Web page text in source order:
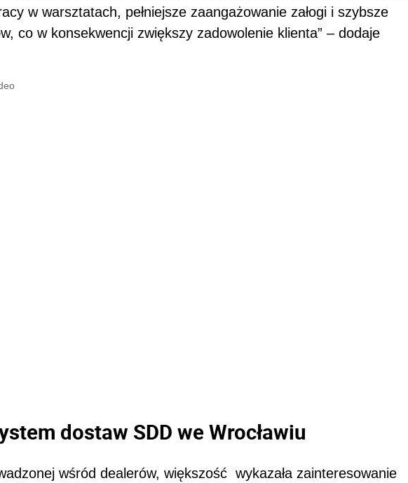
w warsztatach, pełniejsze zaangażowanie załogi i szybsze
co w konsekwencji zwiększy zadowolenie klienta” – dodaje
dostaw SDD we Wrocławiu
wśród dealerów, większość wykazała zainteresowanie